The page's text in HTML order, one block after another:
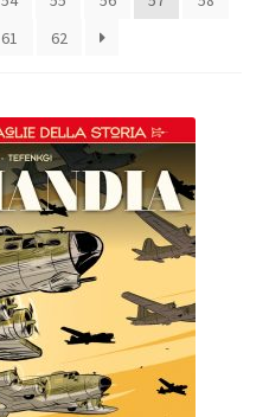
61 62